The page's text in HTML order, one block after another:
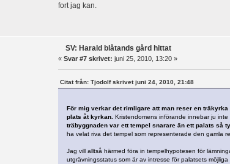
fort jag kan.
SV: Harald blåtands gård hittat
« Svar #7 skrivet: juni 25, 2010, 13:20 »
Citat från: Tjodolf skrivet juni 24, 2010, 21:48
För mig verkar det rimligare att man reser en
plats åt kyrkan. Kristendomens införande innebar ju
träbyggnaden var ett tempel snarare än ett palats så
ha velat riva det tempel som representerade den gamla
Jag vill alltså härmed föra in tempelhypotesen för
utgrävningsstatus som är av intresse för palatsets möjliga